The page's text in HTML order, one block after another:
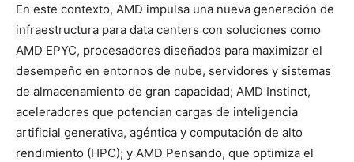
En este contexto, AMD impulsa una nueva generación de
infraestructura para data centers con soluciones como
AMD EPYC, procesadores diseñados para maximizar el
desempeño en entornos de nube, servidores y sistemas
de almacenamiento de gran capacidad; AMD Instinct,
aceleradores que potencian cargas de inteligencia
artificial generativa, agéntica y computación de alto
rendimiento (HPC); y AMD Pensando, que optimiza el